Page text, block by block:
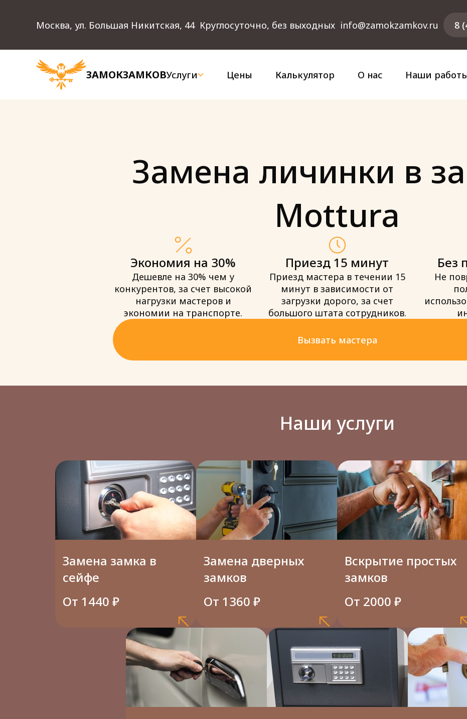
Москва, ул. Большая Никитская, 44 Круглосуточно, без выходных info@zamokzamkov.ru 8
ЗАМОКЗАМКОВУслуги Цены Калькулятор О нас Наши
Замена личинки в
Mottura
Экономия на 30%
Дешевле на 30% чем у
конкурентов, за счет высокой
нагрузки мастеров и
экономии на транспорте.
Приезд 15 минут
Приезд мастера в течении 15
минут в зависимости от
загрузки дорого, за счет
большого штата сотрудников.
Без
Не
Вызвать мастера
Наши услуги
Замена замка в
сейфе
От 1440 ₽
Замена дверных
замков
От 1360 ₽
Вскрытие простых
замков
От 2000 ₽